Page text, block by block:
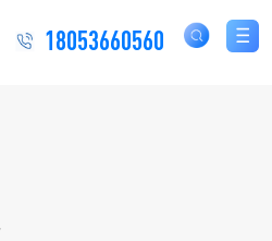
18053660560